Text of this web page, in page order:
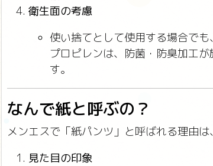
衛生面の考慮
使い捨てとして使用する場合で
プロピレンは、防菌・防臭加工
す。
なんで紙と呼ぶの？
メンエスで「紙パンツ」と呼ばれる理由
見た目の印象